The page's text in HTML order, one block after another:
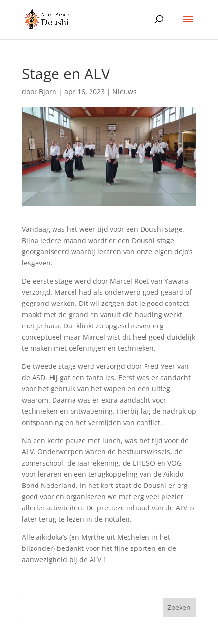
Stage en ALV
door Bjorn | apr 16, 2023 | Nieuws
Vandaag was het weer tijd voor een Doushi stage.
Bijna iedere maand wordt er een Doushi stage
georganiseerd waarbij leraren van onze eigen dojo’s
lesgeven.
De eerste stage werd door Marcel Roet van Yawara
verzorgd. Marcel had als onderwerp goed geaard of
gegrond werken. Dit wil zeggen dat je goed contact
maakt met de grond en vanuit die houding werkt
met je hara. Dat klinkt zo opgeschreven erg
conceptueel maar Marcel wist dit heel goed duidelijk
te maken met oefeningen en technieken.
De tweede stage werd verzorgd door Fred Veer van
de ASD. Hij gaf een tanto les. Eerst was er aandacht
voor het gebruik van het wapen en een uitleg
waarom. Daarna was er extra aandacht voor
technieken en ontwapening. Hierbij lag de nadruk op
ontspanning en het vermijden van conflict.
Na een korte pauze met lunch, was het tijd voor de
ALV. Onderwerpen waren de bestuurswissels, de
zomerschool, de jaarrekening, de EHBSO en VOG
voor leraren en een terugkoppeling van de Aikido
Bond Nederland. In het kort staat de Doushi er erg
goed voor en organiseren we met erg veel plezier
allerlei activiteiten. De precieze inhoud van de ALV is
later terug te lezen in de notulen.
Alle aikidoka’s (en Myrthe uit Mechelen in het
bijzonder) bedankt voor het fijne sporten en de
aanwezigheid bij de ALV !